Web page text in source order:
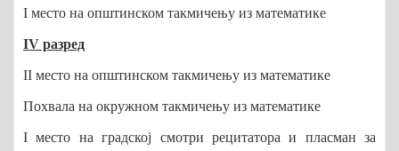
I место на општинском такмичењу из математике
IV разред
II место на општинском такмичењу из математике
Похвала на окружном такмичењу из математике
I место на градској смотри рецитатора и пласман за